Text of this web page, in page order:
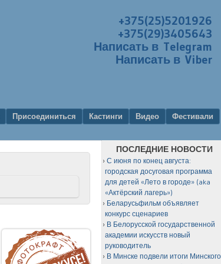
+375(25)5201926
+375(29)3405643
Написать в Telegram
Написать в Viber
Присоединиться Кастинги Видео
Фестивали
ПОСЛЕДНИЕ НОВОСТИ
С июня по конец августа:
городская досуговая программа
для детей «Лето в городе» (aka
«Актёрский лагерь»)
Беларусьфильм объявляет
конкурс сценариев
В Белорусской государственной
академии искусств новый
руководитель
В Минске подвели итоги Минского